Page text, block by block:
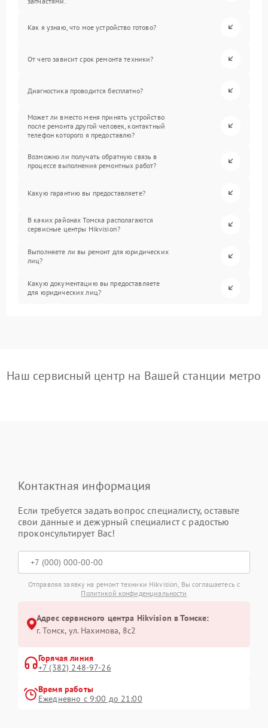
Как я узнаю, что мое устройство готово?
От чего зависит срок ремонта техники?
Диагностика проводится бесплатно?
Может ли вместо меня принять устройство
после ремонта другой человек, контактный
телефон которого я предоставлю?
Возможно ли получать обратную связь в
процессе выполнения ремонтных работ?
Какую гарантию вы предоставляете?
В каких районах Томска располагаются
сервисные центры Hikvision?
Выполняете ли вы ремонт для юридических
лиц?
Какую документацию вы предоставляете
для юридических лиц?
Наш сервисный центр на Вашей станции метро
Контактная информация
Если требуется задать вопрос специалисту, оставьте
свои данные и дежурный специалист с радостью
проконсультирует Вас!
Отправляя заявку на ремонт техники Hikvision, Вы соглашаетесь с
Политикой конфиденциальности
Адрес сервисного центра Hikvision в Томске:
г. Томск, ул. Нахимова, 8с2
Горячая линия
+7 (382) 248-97-26
Время работы
Ежедневно с 9:00 до 21:00